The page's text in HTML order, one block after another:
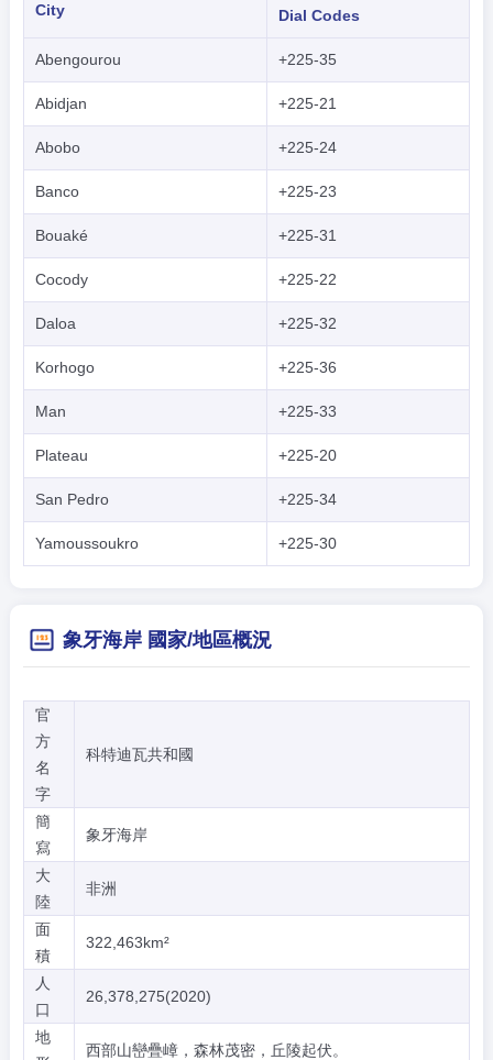
City Dial Codes
Abengourou +225-35
Abidjan +225-21
Abobo +225-24
Banco +225-23
Bouaké +225-31
Cocody +225-22
Daloa +225-32
Korhogo +225-36
Man +225-33
Plateau +225-20
San Pedro +225-34
Yamoussoukro +225-30
象牙海岸 國家/地區概況
官
方
名
字
科特迪瓦共和國
簡
寫
象牙海岸
大
陸
非洲
面
積
322,463km²
人
口
26,378,275(2020)
地
西部山巒疊嶂，森林茂密，丘陵起伏。